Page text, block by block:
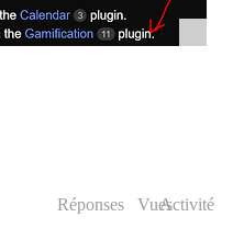
Réponses VuesActivité